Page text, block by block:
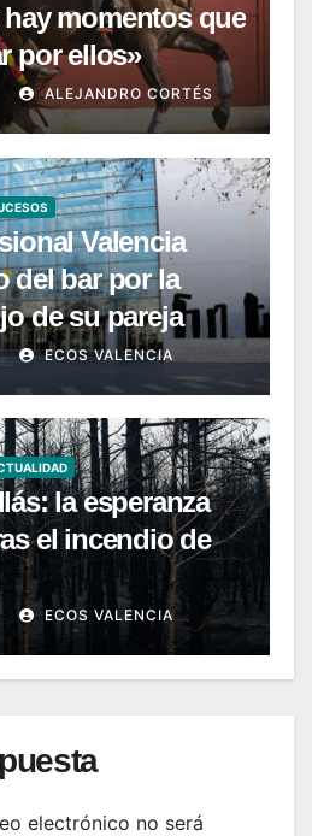
momentos que
por ellos»
ALEJANDRO CORTÉS
Valencia
del bar por la
de su pareja
ECOS VALENCIA
la esperanza
el incendio de
ECOS VALENCIA
electrónico no será